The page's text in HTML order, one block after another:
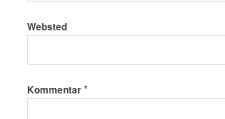
Websted
Kommentar*